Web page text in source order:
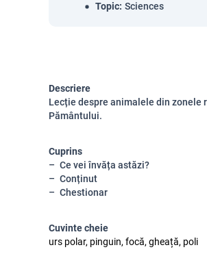
Topic: Sciences
Descriere
Lecție despre animalele din zonele
Pământului.
Cuprins
Ce vei învăța astăzi?
Conținut
Chestionar
Cuvinte cheie
urs polar, pinguin, focă, gheață, poli